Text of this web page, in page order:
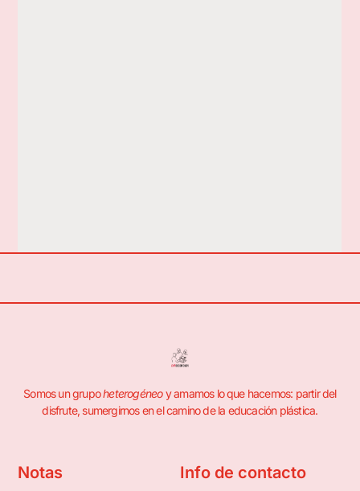
Somos un grupoheterogéneoy amamos lo que hacemos: partir del
disfrute, sumergirnos en el camino de la educación plástica.
Notas Info de contacto